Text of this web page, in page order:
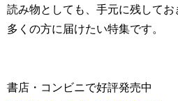
読み物としても、手元に残してお
多くの方に届けたい特集です。
書店・コンビニで好評発売中